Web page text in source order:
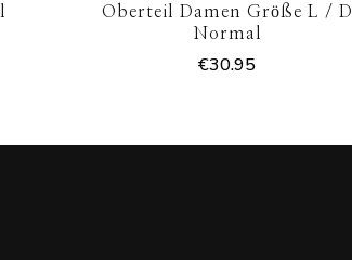
Oberteil Damen Größe L / D
Normal
€30.95